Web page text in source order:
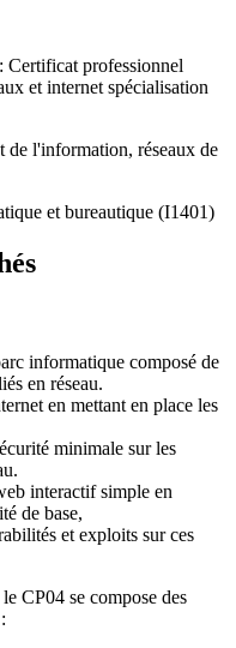
professionnel
et internet spécialisation
de l'information, réseaux de
et bureautique (I1401)
informatique composé de
en réseau.
en mettant en place les
minimale sur les
interactif simple en
de base,
et exploits sur ces
CP04 se compose des